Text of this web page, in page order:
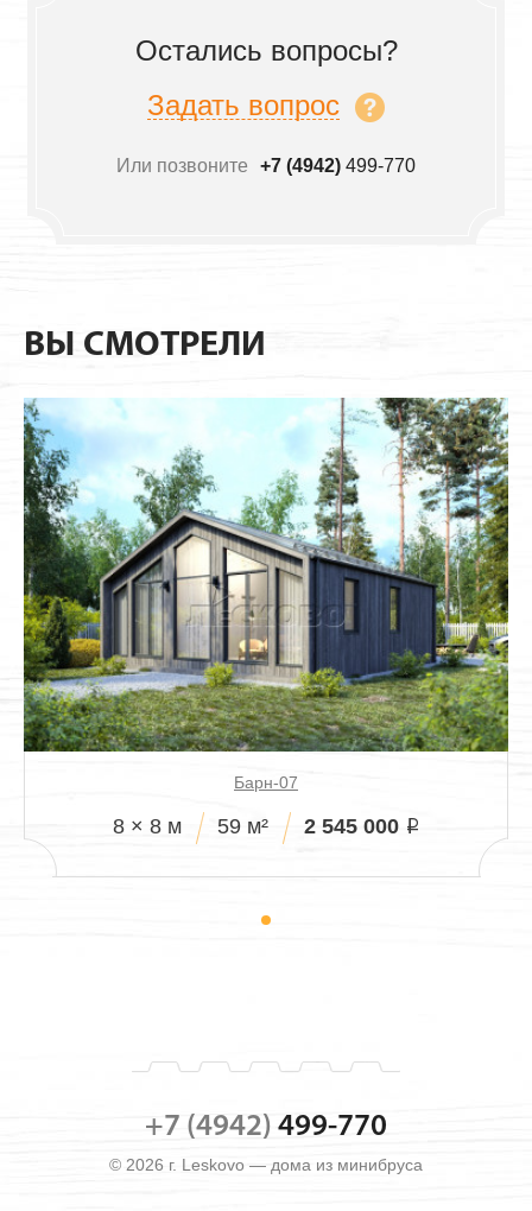
Остались вопросы?
Задать вопрос
Или позвоните +7 (4942) 499-770
ВЫ СМОТРЕЛИ
Барн-07
8 × 8 м 59 м² 2 545 000 i
+7 (4942) 499-770
© 2026 г. Leskovo — дома из минибруса